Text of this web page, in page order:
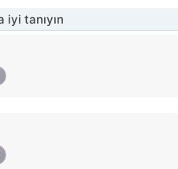
iyi tanıyın